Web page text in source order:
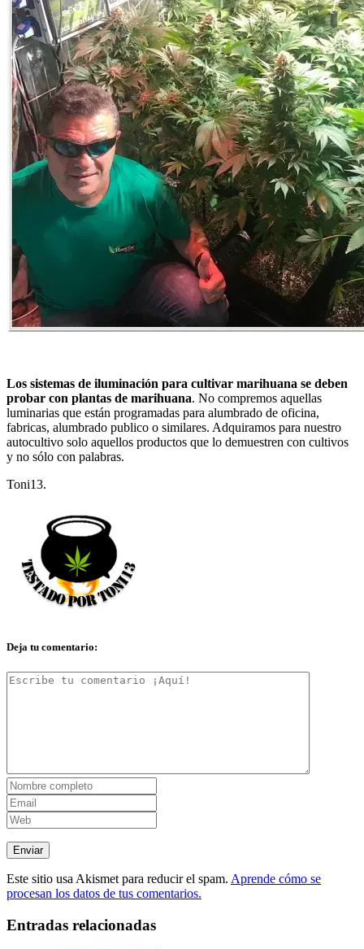
Los sistemas de iluminación para cultivar marihuana se deben
probar con plantas de marihuana. No compremos aquellas
luminarias que están programadas para alumbrado de oficina,
fabricas, alumbrado publico o similares. Adquiramos para nuestro
autocultivo solo aquellos productos que lo demuestren con cultivos
y no sólo con palabras.
Toni13.
Deja tu comentario:
Este sitio usa Akismet para reducir el spam. Aprende cómo se
procesan los datos de tus comentarios.
Entradas relacionadas